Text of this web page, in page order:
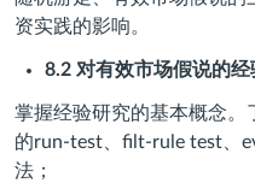
资实践的影响。
8.2 对有效市场假说的经
掌握经验研究的基本概念。
的run-test、filt-rule test、
法；